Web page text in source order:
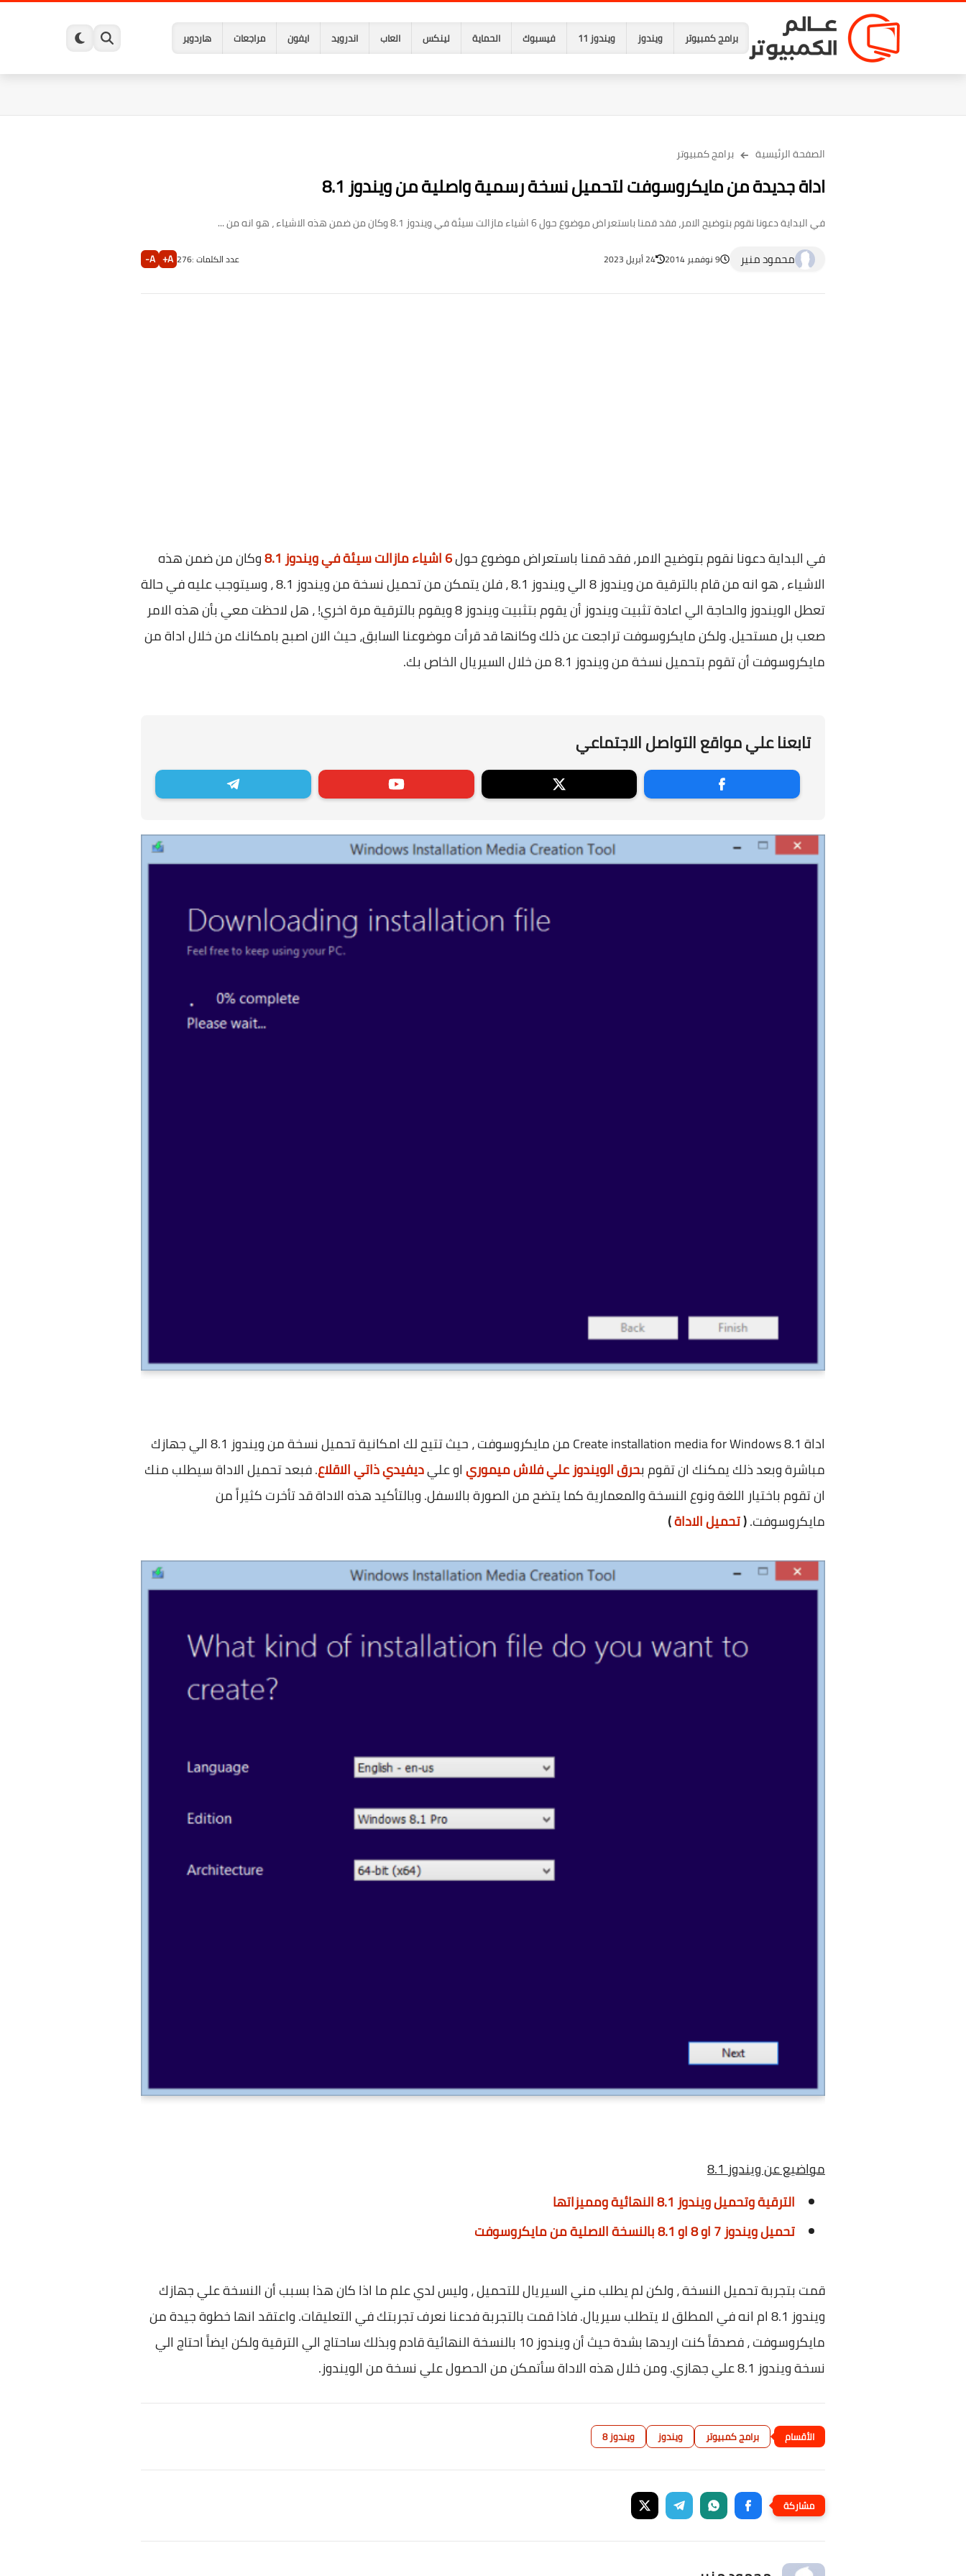
برامج كمبيوتر ويندوز ويندوز 11 فيسبوك الحماية لينكس العاب اندرويد ايفون مراجعات هاردوير
الصفحة الرئيسية برامج كمبيوتر
اداة جديدة من مايكروسوفت لتحميل نسخة رسمية واصلية من ويندوز 8.1
في البداية دعونا نقوم بتوضيح الامر، فقد قمنا باستعراض موضوع حول 6 اشياء مازالت سيئة في ويندوز 8.1 وكان من ضمن هذه الاشياء ، هو انه من ...
محمود منير 9 نوفمبر 2014 24 أبريل 2023 عدد الكلمات :276
A+
A-
في البداية دعونا نقوم بتوضيح الامر، فقد قمنا باستعراض موضوع حول6 اشياء مازالت سيئة في ويندوز 8.1
وكان من ضمن هذه
الاشياء ، هو انه من قام بالترقية من ويندوز 8 الي ويندوز 8.1 ، فلن يتمكن من تحميل نسخة من ويندوز 8.1 ، وسيتوجب عليه في حالة
تعطل الويندوز والحاجة الي اعادة تثبيت ويندوز أن يقوم بتثبيت ويندوز 8 ويقوم بالترقية مرة اخري! ، هل لاحظت معي بأن هذه الامر
صعب بل مستحيل. ولكن مايكروسوفت تراجعت عن ذلك وكانها قد قرأت موضوعنا السابق، حيث الان اصبح بامكانك من خلال اداة من
مايكروسوفت أن تقوم بتحميل نسخة من ويندوز 8.1 من خلال السيريال الخاص بك.
تابعنا علي مواقع التواصل الاجتماعي
اداة Create installation media for Windows 8.1
من مايكروسوفت ، حيث تتيح لك امكانية تحميل نسخة من ويندوز 8.1 الي جهازك
مباشرة وبعد ذلك يمكنك ان تقوم بحرق الويندوز علي فلاش ميمورياو عليديفيدي ذاتي الاقلاع. فبعد تحميل الاداة سيطلب منك
ان تقوم باختيار اللغة ونوع النسخة والمعمارية كما يتضح من الصورة بالاسفل. وبالتأكيد هذه الاداة قد تأخرت كثيراً من
مايكروسوفت.(تحميل الاداة)
مواضيع عن ويندوز 8.1
الترقية وتحميل ويندوز 8.1 النهائية ومميزاتها
تحميل ويندوز 7 او 8 او 8.1 بالنسخة الاصلية من مايكروسوفت
قمت بتجربة تحميل النسخة ، ولكن لم يطلب مني السيريال للتحميل ، وليس لدي علم ما اذا كان هذا بسبب أن النسخة علي جهازك
ويندوز 8.1 ام انه في المطلق لا يتطلب سيريال. فاذا قمت بالتجربة فدعنا نعرف تجربتك في التعليقات. واعتقد انها خطوة جيدة من
مايكروسوفت ، فصدقاً كنت اريدها بشدة حيث أن ويندوز 10 بالنسخة النهائية قادم وبذلك ساحتاج الي الترقية ولكن ايضاً احتاج الي
نسخة ويندوز 8.1 علي جهازي. ومن خلال هذه الاداة سأتمكن من الحصول علي نسخة من الويندوز.
برامج كمبيوتر ويندوز ويندوز 8